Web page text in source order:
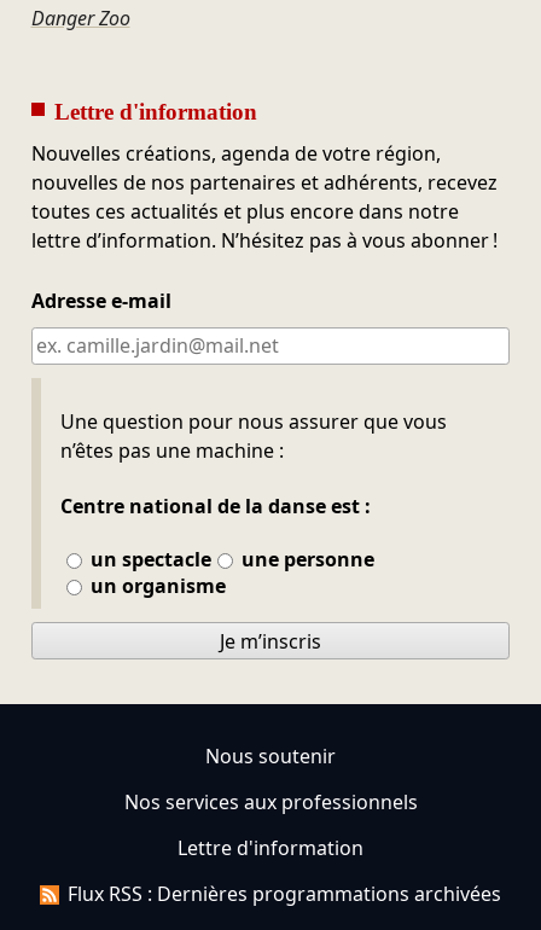
Danger Zoo
Lettre d'information
Nouvelles créations, agenda de votre région,
nouvelles de nos partenaires et adhérents, recevez
toutes ces actualités et plus encore dans notre
lettre d’information. N’hésitez pas à vous abonner !
Adresse e-mail
Une question pour nous assurer que vous
n’êtes pas une machine :
Centre national de la danse est :
un spectacle
une personne
un organisme
Ne pas remplir
Je m’inscris
Nous soutenir
Nos services aux professionnels
Lettre d'information
Flux RSS : Dernières programmations archivées